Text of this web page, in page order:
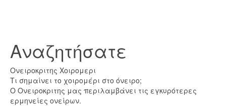
Αναζητήσατε
Ονειροκριτης Χοιρομερι
Τι σημαίνει το χοιρομέρι στο όνειρο;
Ο Ονειροκριτης μας περιλαμβάνει τις εγκυρότερες
ερμηνείες ονείρων.